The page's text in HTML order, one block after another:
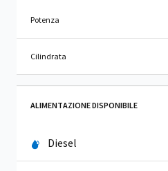
Potenza
Cilindrata
ALIMENTAZIONE DISPONIBILE
Diesel